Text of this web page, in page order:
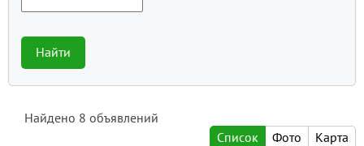
Найти
Найдено 8 объявлений
Список
Фото Карта